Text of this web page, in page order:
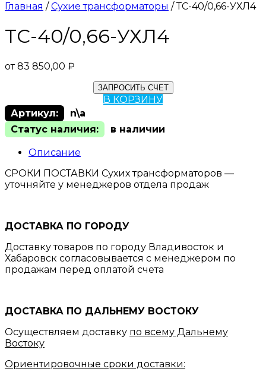
Главная /Сухие трансформаторы / ТС-40/0,66-УХЛ4
ТС-40/0,66-УХЛ4
от83 850,00 ₽
ЗАПРОСИТЬ СЧЕТ
В КОРЗИНУ
Артикул:
n\a
Статус наличия:
в наличии
Описание
СРОКИ ПОСТАВКИ Сухих трансформаторов —
уточняйте у менеджеров отдела продаж
ДОСТАВКА ПО ГОРОДУ
Доставку товаров по городу Владивосток и
Хабаровск согласовывается с менеджером по
продажам перед оплатой счета
ДОСТАВКА ПО ДАЛЬНЕМУ ВОСТОКУ
Осуществляем доставку по всему Дальнему
Востоку
Ориентировочные сроки доставки: